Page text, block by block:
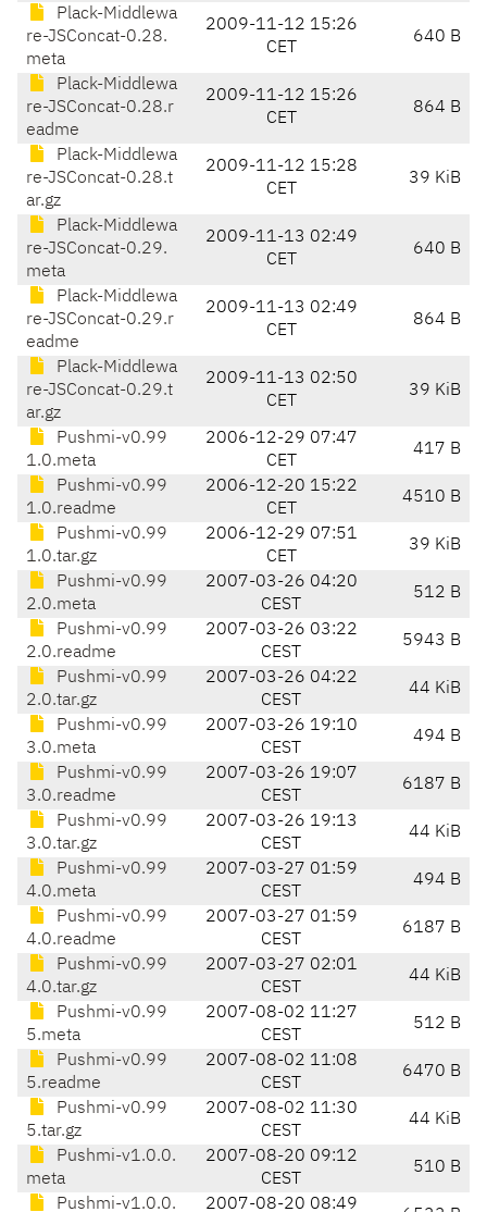
Plack-Middlewa
re-JSConcat-0.28.
meta
2009-11-12 15:26
CET
640 B
Plack-Middlewa
re-JSConcat-0.28.r
eadme
2009-11-12 15:26
CET
864 B
Plack-Middlewa
re-JSConcat-0.28.t
ar.gz
2009-11-12 15:28
CET
39 KiB
Plack-Middlewa
re-JSConcat-0.29.
meta
2009-11-13 02:49
CET
640 B
Plack-Middlewa
re-JSConcat-0.29.r
eadme
2009-11-13 02:49
CET
864 B
Plack-Middlewa
re-JSConcat-0.29.t
ar.gz
2009-11-13 02:50
CET
39 KiB
Pushmi-v0.99
1.0.meta
2006-12-29 07:47
CET
417 B
Pushmi-v0.99
1.0.readme
2006-12-20 15:22
CET
4510 B
Pushmi-v0.99
1.0.tar.gz
2006-12-29 07:51
CET
39 KiB
Pushmi-v0.99
2.0.meta
2007-03-26 04:20
CEST
512 B
Pushmi-v0.99
2.0.readme
2007-03-26 03:22
CEST
5943 B
Pushmi-v0.99
2.0.tar.gz
2007-03-26 04:22
CEST
44 KiB
Pushmi-v0.99
3.0.meta
2007-03-26 19:10
CEST
494 B
Pushmi-v0.99
3.0.readme
2007-03-26 19:07
CEST
6187 B
Pushmi-v0.99
3.0.tar.gz
2007-03-26 19:13
CEST
44 KiB
Pushmi-v0.99
4.0.meta
2007-03-27 01:59
CEST
494 B
Pushmi-v0.99
4.0.readme
2007-03-27 01:59
CEST
6187 B
Pushmi-v0.99
4.0.tar.gz
2007-03-27 02:01
CEST
44 KiB
Pushmi-v0.99
5.meta
2007-08-02 11:27
CEST
512 B
Pushmi-v0.99
5.readme
2007-08-02 11:08
CEST
6470 B
Pushmi-v0.99
5.tar.gz
2007-08-02 11:30
CEST
44 KiB
Pushmi-v1.0.0.
meta
2007-08-20 09:12
CEST
510 B
Pushmi-v1.0.0. 2007-08-20 08:49